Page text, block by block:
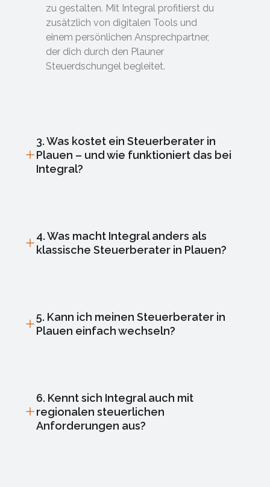
zu gestalten. Mit Integral profitierst du
zusätzlich von digitalen Tools und
einem persönlichen Ansprechpartner,
der dich durch den Plauner
Steuerdschungel begleitet.
3. Was kostet ein Steuerberater in
Plauen – und wie funktioniert das bei
Integral?
4. Was macht Integral anders als
klassische Steuerberater in Plauen?
5. Kann ich meinen Steuerberater in
Plauen einfach wechseln?
6. Kennt sich Integral auch mit
regionalen steuerlichen
Anforderungen aus?